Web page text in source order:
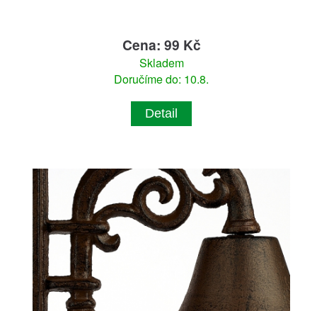
Cena: 99 Kč
Skladem
Doručíme do: 10.8.
Detail